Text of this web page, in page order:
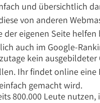
und übersichtlich
von anderen
der eigenen Seite
auch im Google-
kein
Ihr findet online
gemacht wird.
800.000 Leute nutzen,